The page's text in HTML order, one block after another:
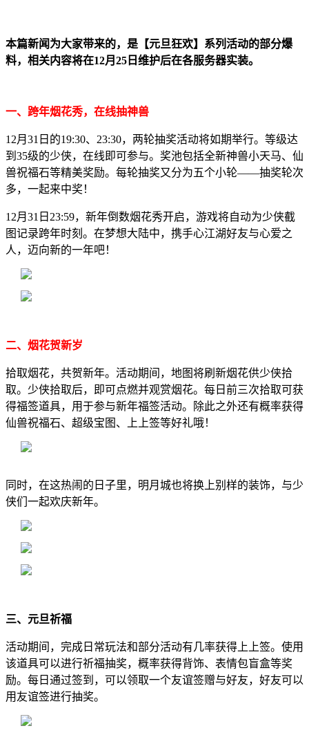
本篇新闻为大家带来的，是【元旦狂欢】系列活动的部分爆
料，相关内容将在12月25日维护后在各服务器实装。
一、跨年烟花秀，在线抽神兽
12月31日的19:30、23:30，两轮抽奖活动将如期举行。等级达
到35级的少侠，在线即可参与。奖池包括全新神兽小天马、仙
兽祝福石等精美奖励。每轮抽奖又分为五个小轮——抽奖轮次
多，一起来中奖！
12月31日23:59，新年倒数烟花秀开启，游戏将自动为少侠截
图记录跨年时刻。在梦想大陆中，携手心江湖好友与心爱之
人，迈向新的一年吧！
二、烟花贺新岁
拾取烟花，共贺新年。活动期间，地图将刷新烟花供少侠拾
取。少侠拾取后，即可点燃并观赏烟花。每日前三次拾取可获
得福签道具，用于参与新年福签活动。除此之外还有概率获得
仙兽祝福石、超级宝图、上上签等好礼哦！
同时，在这热闹的日子里，明月城也将换上别样的装饰，与少
侠们一起欢庆新年。
三、元旦祈福
活动期间，完成日常玩法和部分活动有几率获得上上签。使用
该道具可以进行祈福抽奖，概率获得背饰、表情包盲盒等奖
励。每日通过签到，可以领取一个友谊签赠与好友，好友可以
用友谊签进行抽奖。